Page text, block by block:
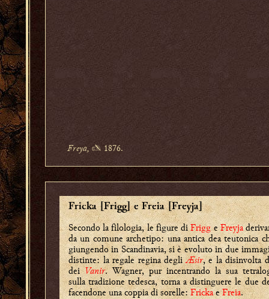
Freya, ✍ 1876.
Fricka [Frigg] e Freia [Freyja]
Secondo la filologia, le figure diFriggeFreyja
da un comune archetipo: una antica dea teutonica
giungendo in Scandinavia, si è evoluto in due
distinte: la regale regina degliÆsir, e la disinvolta
deiVanir. Wagner, pur incentrando la sua
sulla tradizione tedesca, torna a distinguere le due
facendone una coppia di sorelle:FrickaeFreia.